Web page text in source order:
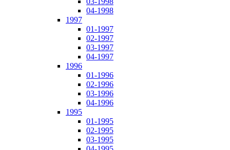
04-1998
1997
01-1997
02-1997
03-1997
04-1997
1996
01-1996
02-1996
03-1996
04-1996
1995
01-1995
02-1995
03-1995